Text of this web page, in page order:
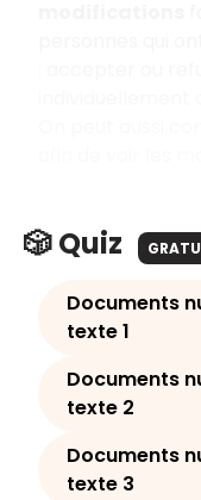
🎲 Quiz
Documents
texte 1
Documents
texte 2
Documents
texte 3